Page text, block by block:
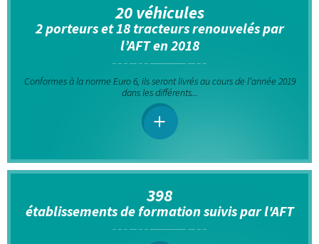
20 véhicules
2 porteurs et 18 tracteurs renouvelés par
l’AFT en 2018
Conformes à la norme Euro 6, ils seront livrés au cours de l’année 2019
dans les différents...
398
établissements de formation suivis par l'AFT